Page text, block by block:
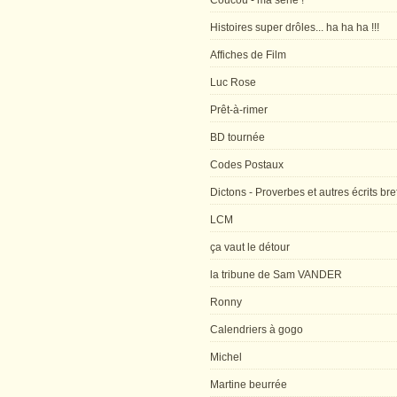
Histoires super drôles... ha ha ha !!!
Affiches de Film
Luc Rose
Prêt-à-rimer
BD tournée
Codes Postaux
Dictons - Proverbes et autres écrits
LCM
ça vaut le détour
la tribune de Sam VANDER
Ronny
Calendriers à gogo
Michel
Martine beurrée